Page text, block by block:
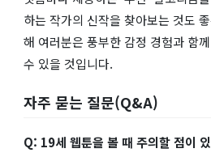
하는 작가의 신작을 찾아보는 것도
해 여러분은 풍부한 감정 경험과 함
수 있을 것입니다.
자주 묻는 질문(Q&A)
Q: 19세 웹툰을 볼 때 주의할 점이